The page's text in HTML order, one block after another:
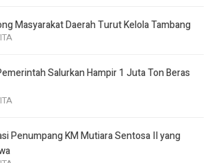
Masyarakat Daerah Turut Kelola Tambang
Salurkan Hampir 1 Juta Ton Beras
Penumpang KM Mutiara Sentosa II yang